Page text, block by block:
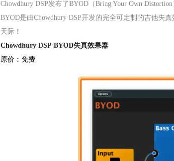
Chowdhury DSP发布了BYOD（Bring Your Own
BYOD是由Chowdhury DSP开发的完全可定制的吉他失
天际！
Chowdhury DSP BYOD失真效果器
原价：免费